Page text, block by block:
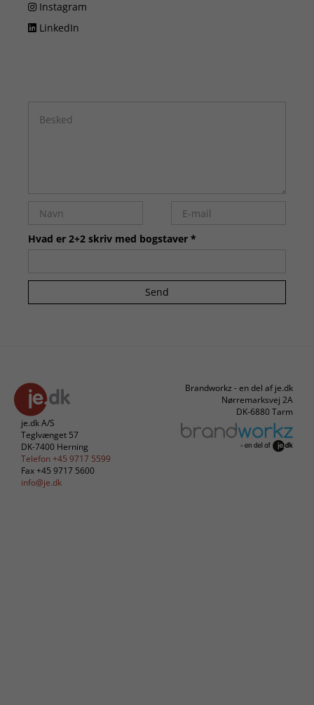
Instagram
LinkedIn
Hvad er 2+2 skriv med bogstaver *
Send
je.dk A/S
Teglvænget 57
DK-7400 Herning
Telefon +45 9717 5599
Fax +45 9717 5600
info@je.dk
Brandworkz - en del af je.dk
Nørremarksvej 2A
DK-6880 Tarm